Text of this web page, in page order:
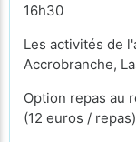
16h30
Les activités de
Accrobranche,
Option repas au
(12 euros / repas)